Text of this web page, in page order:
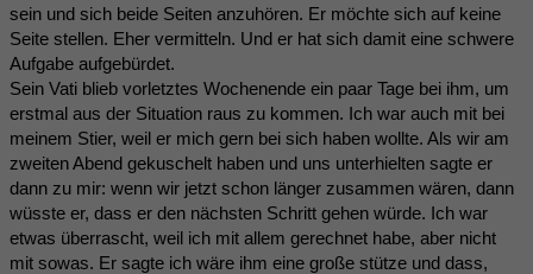
sein und sich beide Seiten anzuhören. Er möchte sich auf keine
Seite stellen. Eher vermitteln. Und er hat sich damit eine schwere
Aufgabe aufgebürdet.
Sein Vati blieb vorletztes Wochenende ein paar Tage bei ihm, um
erstmal aus der Situation raus zu kommen. Ich war auch mit bei
meinem Stier, weil er mich gern bei sich haben wollte. Als wir am
zweiten Abend gekuschelt haben und uns unterhielten sagte er
dann zu mir: wenn wir jetzt schon länger zusammen wären, dann
wüsste er, dass er den nächsten Schritt gehen würde. Ich war
etwas überrascht, weil ich mit allem gerechnet habe, aber nicht
mit sowas. Er sagte ich wäre ihm eine große stütze und dass,